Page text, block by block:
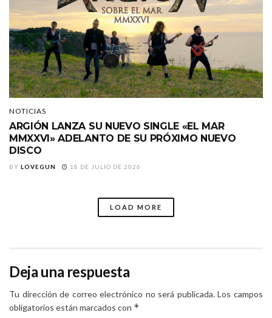
NOTICIAS
ARGIÓN LANZA SU NUEVO SINGLE «EL MAR
MMXXVI» ADELANTO DE SU PRÓXIMO NUEVO
DISCO
BY LOVEGUN 18 DE JULIO DE 2026
LOAD MORE
Deja una respuesta
Tu dirección de correo electrónico no será publicada. Los campos
obligatorios están marcados con *